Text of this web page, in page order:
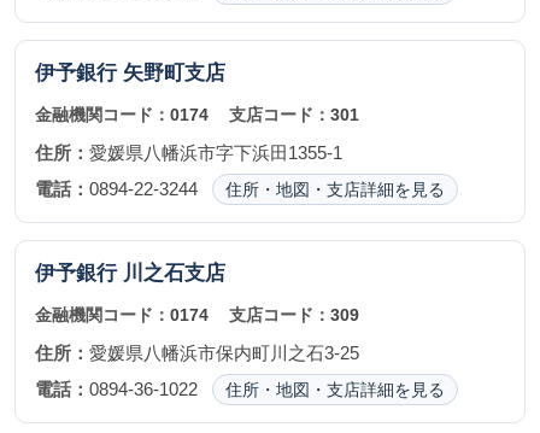
伊予銀行 矢野町支店
金融機関コード： 0174 支店コード：301
住所： 愛媛県八幡浜市字下浜田1355-1
電話： 0894-22-3244 住所・地図・支店詳細を見る
伊予銀行 川之石支店
金融機関コード： 0174 支店コード：309
住所： 愛媛県八幡浜市保内町川之石3-25
電話： 0894-36-1022 住所・地図・支店詳細を見る